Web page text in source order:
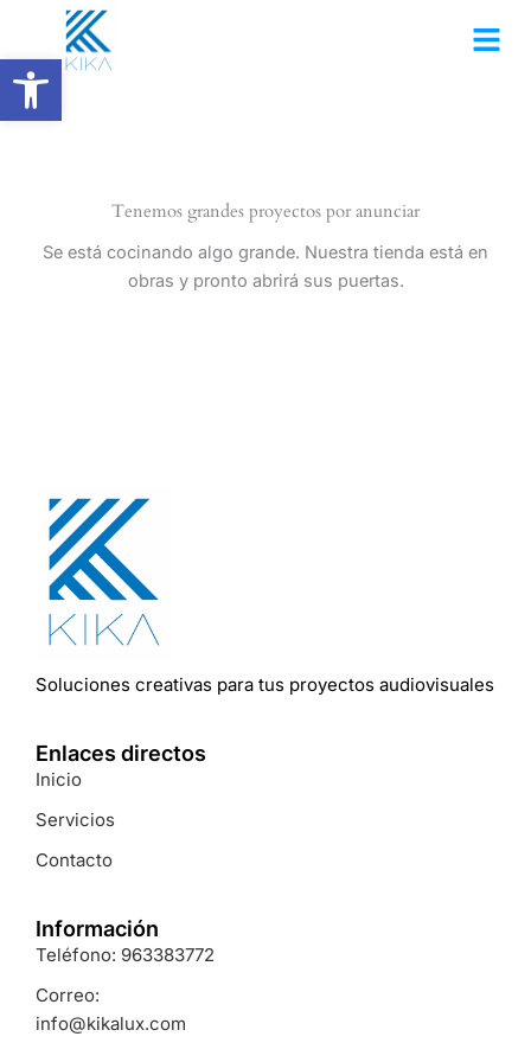
Abrir barra de herramientas
contenido
Tenemos grandes proyectos por anunciar
Se está cocinando algo grande. Nuestra tienda está en
obras y pronto abrirá sus puertas.
Soluciones creativas para tus proyectos audiovisuales
Enlaces directos
Inicio
Servicios
Contacto
Información
Teléfono: 963383772
Correo:
info@kikalux.com